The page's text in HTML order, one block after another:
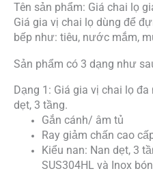
Tên sản phẩm: Giá chai lọ
Giá gia vị chai lọ dùng để
bếp như: tiêu, nước mắm,
Sản phẩm có 3 dạng như
Dạng 1: Giá gia vị chai lọ
dẹt, 3 tầng.
Gắn cánh/ âm tủ
Ray giảm chấn cao
Kiểu nan: Nan dẹt, 3
SUS304HL và Inox